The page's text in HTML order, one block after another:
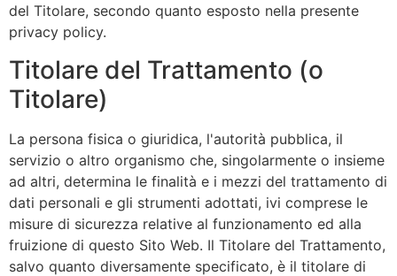
del Titolare, secondo quanto esposto nella presente
privacy policy.
Titolare del Trattamento (o
Titolare)
La persona fisica o giuridica, l'autorità pubblica, il
servizio o altro organismo che, singolarmente o insieme
ad altri, determina le finalità e i mezzi del trattamento di
dati personali e gli strumenti adottati, ivi comprese le
misure di sicurezza relative al funzionamento ed alla
fruizione di questo Sito Web. Il Titolare del Trattamento,
salvo quanto diversamente specificato, è il titolare di